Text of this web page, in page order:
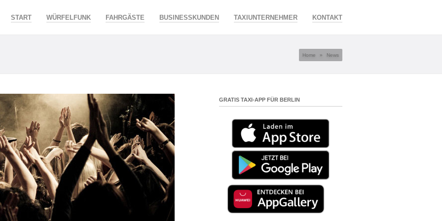
START WÜRFELFUNK FAHRGÄSTE BUSINESSKUNDEN TAXIUNTERNEHMER KONTAKT
Home » News
GRATIS TAXI-APP FÜR BERLIN